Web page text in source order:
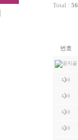
Total : 56
번호